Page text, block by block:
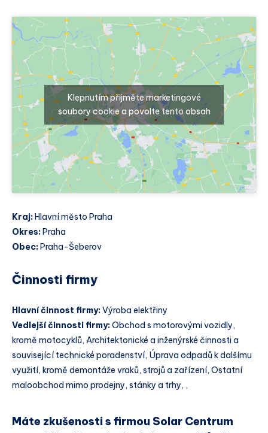
Klepnutím přijměte marketingové
soubory cookie a povolte tento obsah
Kraj: Hlavní město Praha
Okres: Praha
Obec: Praha-Šeberov
Činnosti firmy
Hlavní činnost firmy:Výroba elektřiny
Vedlejší činnosti firmy:Obchod s motorovými vozidly,
kromě motocyklů, Architektonické a inženýrské činnosti a
související technické poradenství, Úprava odpadů k dalšímu
využití, kromě demontáže vraků, strojů a zařízení, Ostatní
maloobchod mimo prodejny, stánky a trhy, ,
Máte zkušenosti s firmou Solar Centrum